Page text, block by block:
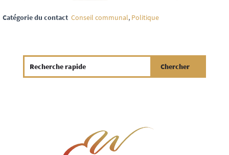
Catégorie du contact Conseil communal, Politique